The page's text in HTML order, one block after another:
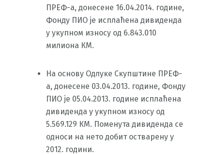
ПРЕФ-а, донесене 16.04.2014. године,
Фонду ПИО је исплаћена дивиденда
у укупном износу од 6.843.010
милиона КМ.
На основу Одлуке Скупштине ПРЕФ-
а, донесене 03.04.2013. године, Фонду
ПИО је 05.04.2013. године исплаћена
дивиденда у укупном износу од
5.569.129 КМ. Поменута дивиденда се
односи на нето добит остварену у
2012. години.